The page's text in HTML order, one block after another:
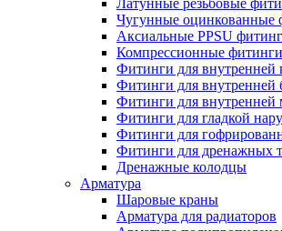
Чугунные оцинкованные
Аксиальные PPSU
Компрессионные
Фитинги для внутренней
Фитинги для внутренней
Фитинги для
Фитинги для гладкой
Фитинги для
Фитинги для дренажных
Дренажные колодцы
Арматура
Шаровые краны
Арматура для радиаторов